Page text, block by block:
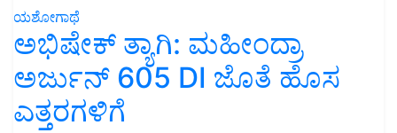
ಯಶೋಗಾಥೆ
ಅಭಿಷೇಕ್ ತ್ಯಾಗಿ: ಮಹೀಂದ್ರಾ
ಅರ್ಜುನ್ 605 DI ಜೊತೆ ಹೊಸ
ಎತ್ತರಗಳಿಗೆ